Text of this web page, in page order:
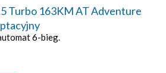
Turbo 163KM AT Adventure
6-bieg.